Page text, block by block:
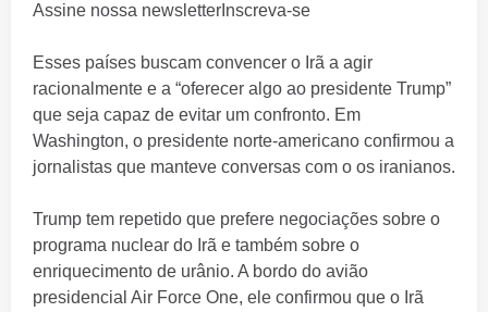
Assine nossa newsletterInscreva-se
Esses países buscam convencer o Irã a agir
racionalmente e a “oferecer algo ao presidente Trump”
que seja capaz de evitar um confronto. Em
Washington, o presidente norte-americano confirmou a
jornalistas que manteve conversas com o os iranianos.
Trump tem repetido que prefere negociações sobre o
programa nuclear do Irã e também sobre o
enriquecimento de urânio. A bordo do avião
presidencial Air Force One, ele confirmou que o Irã